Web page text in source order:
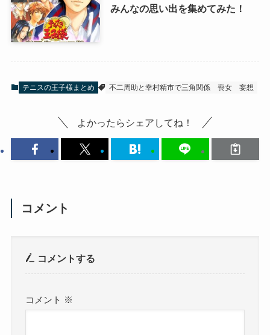
みんなの思い出を集めてみた！
テニスの王子様まとめ 不二周助と幸村精市で三角関係 喪女 妄想
よかったらシェアしてね！
コメント
コメントする
コメント ※